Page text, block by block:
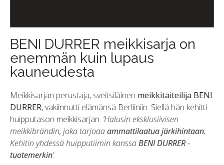
BENI DURRER meikkisarja on
enemmän kuin lupaus
kauneudesta
Meikkisarjan perustaja, sveitsiläinen meikkitaiteilija BENI
DURRER, vakiinnutti elämänsä Berliiniin. Siellä hän kehitti
huipputason meikkisarjan. ‘Halusin eksklusiivisen
meikkibrändin, joka tarjoaaammattilaatua järkihintaan.
Kehitin yhdessä huipputiimin kanssaBENI DURRER -
tuotemerkin’.